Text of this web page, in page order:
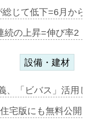
じて低下=6月か
続の上昇=伸び率
設備・建材
、「ビバス」活
宅版にも無料公